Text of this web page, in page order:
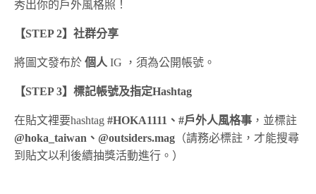
秀出你的戶外風格照！
【STEP 2】社群分享
將圖文發布於 個人 IG ，須為公開帳號。
【STEP 3】標記帳號及指定Hashtag
在貼文裡要hashtag#HOKA1111 、#戶外人風格事 ，並標註
@hoka_taiwan 、 @outsiders.mag （請務必標註，才能搜尋
到貼文以利後續抽獎活動進行。）